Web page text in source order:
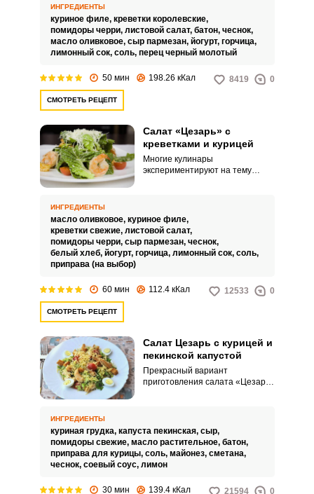
чеснока, лимонного сока и
оливкового масла.
ИНГРЕДИЕНТЫ
куриное филе, креветки королевские,
помидоры черри, листовой салат, батон, чеснок,
масло оливковое, сыр пармезан, йогурт, горчица,
лимонный сок, соль, перец черный молотый
50 мин 198.26 кКал 8419 0
СМОТРЕТЬ РЕЦЕПТ
Салат «Цезарь» с
креветками и курицей
Многие кулинары
экспериментируют на тему
это куриное мясо и креветки.
ИНГРЕДИЕНТЫ
масло оливковое, куриное филе,
креветки свежие, листовой салат,
помидоры черри, сыр пармезан, чеснок,
белый хлеб, йогурт, горчица, лимонный сок, соль,
приправа (на выбор)
60 мин 112.4 кКал 12533 0
СМОТРЕТЬ РЕЦЕПТ
Салат Цезарь с курицей и
пекинской капустой
Прекрасный вариант
приготовления салата «Цезарь»
придаст салату нежности и
легкости.
ИНГРЕДИЕНТЫ
куриная грудка, капуста пекинская, сыр,
помидоры свежие, масло растительное, батон,
приправа для курицы, соль, майонез, сметана,
чеснок, соевый соус, лимон
30 мин 139.4 кКал 21594 0
ЕЩЕ НЕ ЗАРЕГИСТРИРОВАННЫ?
Забыли пароль?